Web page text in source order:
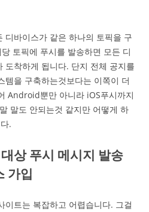
디바이스가 같은 하나의 토픽을 구
토픽에 푸시를 발송하면 모든 디
도착하게 됩니다. 단지 전체 공지를
템을 구축하는것보다는 이쪽이 더
Android뿐만 아니라 iOS푸시까지
말도 안되는것 같지만 어떻게 하
.
상 푸시 메시지 발송
가입
이트는 복잡하고 어렵습니다. 그걸